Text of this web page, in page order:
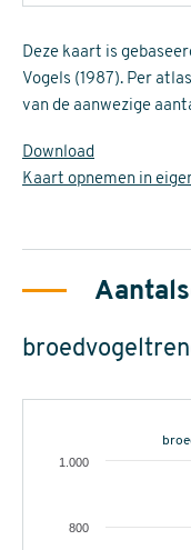
Deze kaart is
Vogels (1987). Per
van de aanwezige
Download
Kaart opnemen in
800
1.000